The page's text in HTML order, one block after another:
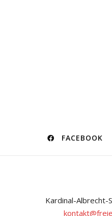
FACEBOOK
Kardinal-Albrecht-